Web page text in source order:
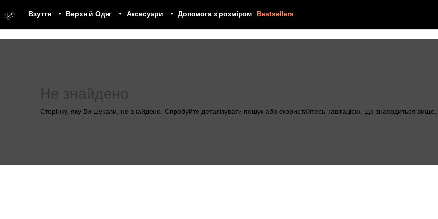
Взуття Верхній Одяг Аксесуари Допомога з розміром Bestsellers
Не знайдено
Сторінку, яку Ви шукали, не знайдено. Спробуйте деталізувати пошук або скористайтесь навігацією, що знаходиться